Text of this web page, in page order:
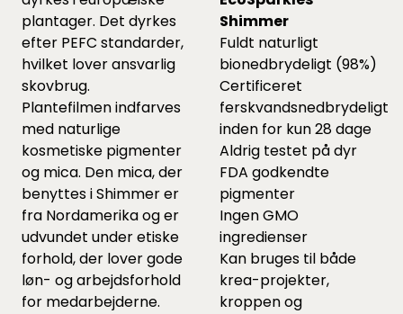
plantager. Det dyrkes
efter PEFC standarder,
hvilket lover ansvarlig
skovbrug.
Plantefilmen indfarves
med naturlige
kosmetiske pigmenter
og mica. Den mica, der
benyttes i Shimmer er
fra Nordamerika og er
udvundet under etiske
forhold, der lover gode
løn- og arbejdsforhold
for medarbejderne.
Shimmer
Fuldt naturligt
bionedbrydeligt (98%)
Certificeret
ferskvandsnedbrydeligt
inden for kun 28 dage
Aldrig testet på dyr
FDA godkendte
pigmenter
Ingen GMO
ingredienser
Kan bruges til både
krea-projekter,
kroppen og